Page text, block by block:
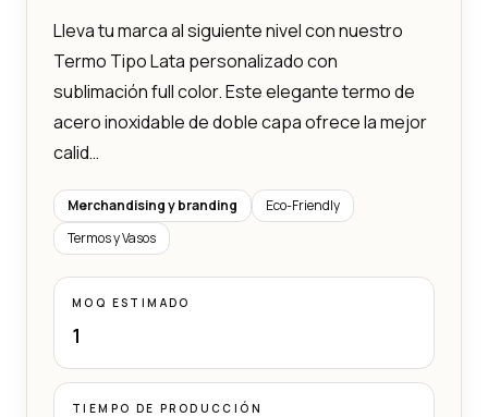
Lleva tu marca al siguiente nivel con nuestro
Termo Tipo Lata personalizado con
sublimación full color. Este elegante termo de
acero inoxidable de doble capa ofrece la mejor
calid…
Merchandising y branding
Eco-Friendly
Termos y Vasos
MOQ ESTIMADO
1
TIEMPO DE PRODUCCIÓN